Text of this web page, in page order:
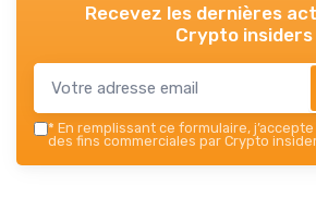
Recevez les dernières
Crypto insiders
* En remplissant ce formulaire,
des fins commerciales par Crypto